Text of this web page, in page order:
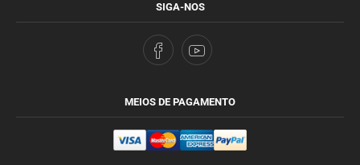
SIGA-NOS
MEIOS DE PAGAMENTO